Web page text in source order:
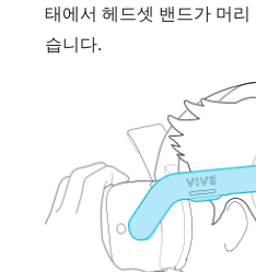
태에서 헤드셋 밴드가 머
습니다.